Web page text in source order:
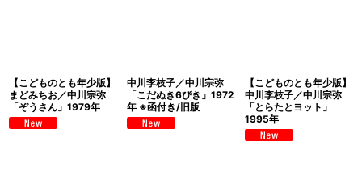
【こどものとも年少版】
まどみちお／中川宗弥
「ぞうさん」1979年
中川李枝子／中川宗弥
「こだぬき6ぴき」1972
年 ※函付き/旧版
【こどものとも年少版】
中川李枝子／中川宗弥
「とらたとヨット」
1995年